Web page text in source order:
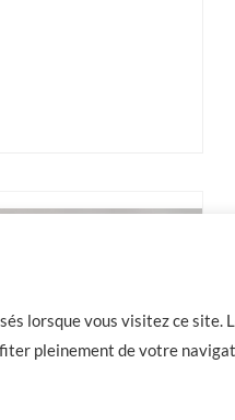
lorsque vous visitez ce site.
pleinement de votre